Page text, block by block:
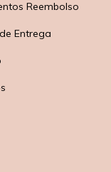
Reembolso
Entrega